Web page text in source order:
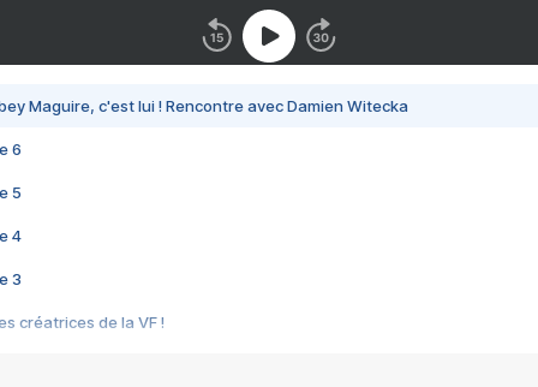
Maguire, c'est lui ! Rencontre avec Damien Witecka
6
5
4
3
créatrices de la VF !